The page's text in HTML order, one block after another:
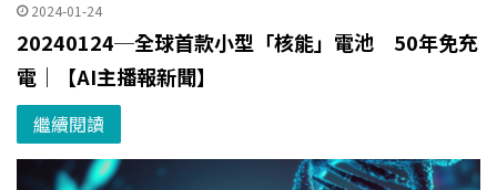
2024-01-24
20240124─全球首款小型「核能」電池 50年免充
電｜【AI主播報新聞】
繼續閱讀